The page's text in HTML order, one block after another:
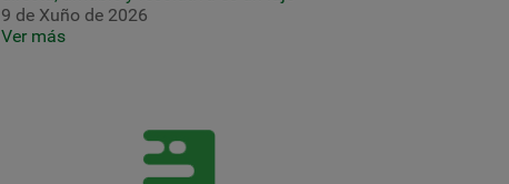
9 de Xuño de 2026
Ver más